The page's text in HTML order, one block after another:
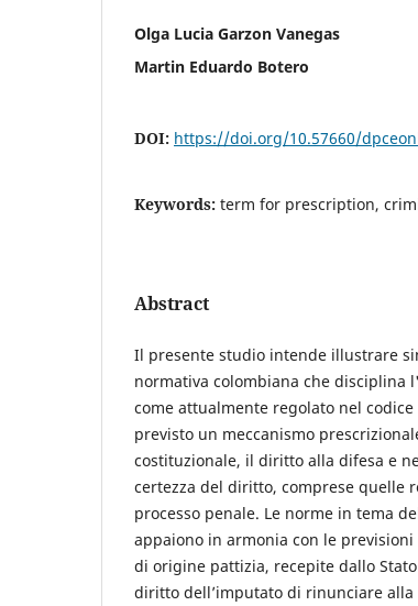
Olga Lucia Garzon Vanegas
Martin Eduardo Botero
DOI: https://doi.org/10.57660/
Keywords: term for prescription,
Abstract
Il presente studio intende illustrare
normativa colombiana che
come attualmente regolato nel
previsto un meccanismo
costituzionale, il diritto alla difesa e
certezza del diritto, comprese quelle
processo penale. Le norme in tema
appaiono in armonia con le
di origine pattizia, recepite dallo
diritto dell’imputato di rinunciare